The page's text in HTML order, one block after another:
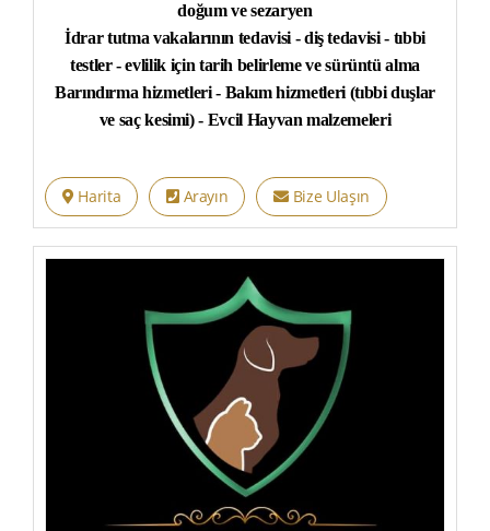
doğum ve sezaryen
İdrar tutma vakalarının tedavisi - diş tedavisi - tıbbi
testler - evlilik için tarih belirleme ve sürüntü alma
Barındırma hizmetleri - Bakım hizmetleri (tıbbi duşlar
ve saç kesimi) - Evcil Hayvan malzemeleri
Harita Arayın Bize Ulaşın